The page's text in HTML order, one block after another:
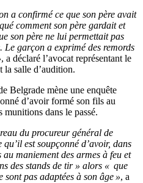
a confirmé ce que son père avait
comment son père gardait et
son père ne lui permettait pas
Le garçon a exprimé des remords
, a déclaré l’avocat représentant le
la salle d’audition.
Belgrade mène une enquête
d’avoir formé son fils au
munitions dans le passé.
du procureur général de
est soupçonné d’avoir, dans
maniement des armes à feu et
des stands de tir » alors « que
pas adaptées à son âge », a